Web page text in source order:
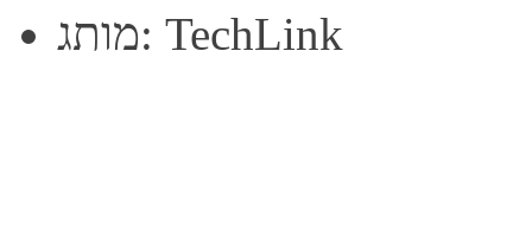
מותג: TechLink